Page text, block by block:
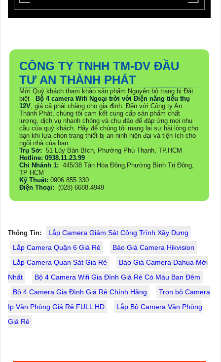
CÔNG TY TNHH TM-DV ĐẦU
TƯ AN THÀNH PHÁT
Mời Quý khách tham khảo sản phẩm Nguyên bộ trang bị Đặt
biệt - Bộ 4 camera Wifi Ngoại trời với Điện năng tiêu thụ
12V , giá cả phải chăng cho gia đình. Đến với Công ty An
Thành Phát, chúng tôi cam kết cung cấp sản phẩm chất
lượng, dịch vụ nhanh chóng và chu đáo để đáp ứng mọi nhu
cầu của quý khách. Hãy để chúng tôi mang lại sự hài lòng cho
bạn khi lựa chọn trang thiết bị an ninh hiện đại và tiện ích cho
ngôi nhà của bạn.
Trụ Sở: 51 Lũy Bán Bích, Phường Phú Thạnh, TP.HCM
Hotline: 0938.11.23.99
Chi Nhánh 1: 445/38 Tân Hòa Đông,Phường Bình Trị Đông,
TP HCM
Kỹ Thuật: 0906.855.330
Điện Thoại: (028) 6688.4949
Thông Tin:
Lắp Camera Giám Sát Công Trình Xây Dựng
Lắp Camera Quận 6 Giá Rẻ
Báo Giá Camera Hikvision
Lắp Camera Quan Sát Giá Rẻ
Báo Giá Camera Dahua Mới
Nhất
Bộ 4 Camera Wifi Gia Đình Giá Rẻ Có Màu Ban Đêm
Bộ 4 Camera Gia Đình Giá Rẻ Chính Hãng
Trọn bộ Camera
Ip Văn Phòng Giá Rẻ FULL HD
Lắp Bộ Camera Văn Phòng
Giá Rẻ